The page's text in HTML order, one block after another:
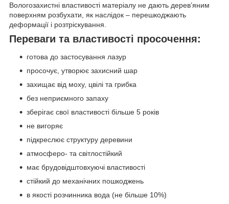
Вологозахистні властивості матеріалу не дають дерев’яним
поверхням розбухати, як наслідок – перешкоджають
деформації і розтріскування.
Переваги та властивості просочення:
готова до застосування лазур
просочує, утворює захисний шар
захищає від моху, цвілі та грибка
без неприємного запаху
зберігає свої властивості більше 5 років
не вигоряє
підкреслює структуру деревини
атмосферо- та світлостійкий
має брудовідштовхуючі властивості
стійкий до механічних пошкоджень
в якості розчинника вода (не більше 10%)